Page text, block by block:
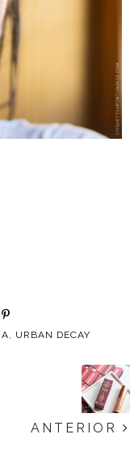
, URBAN DECAY
ANTERIOR